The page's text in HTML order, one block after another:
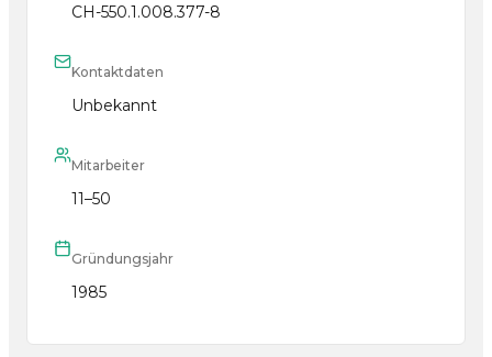
CH-550.1.008.377-8
Kontaktdaten
Unbekannt
Mitarbeiter
11–50
Gründungsjahr
1985